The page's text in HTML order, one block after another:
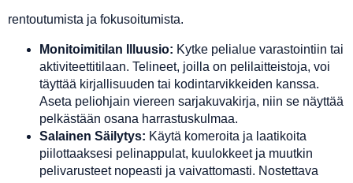
rentoutumista ja fokusoitumista.
Monitoimitilan Illuusio: Kytke pelialue varastointiin tai
aktiviteettitilaan. Telineet, joilla on pelilaitteistoja, voi
täyttää kirjallisuuden tai kodintarvikkeiden kanssa.
Aseta peliohjain viereen sarjakuvakirja, niin se näyttää
pelkästään osana harrastuskulmaa.
Salainen Säilytys: Käytä komeroita ja laatikoita
piilottaaksesi pelinappulat, kuulokkeet ja muutkin
pelivarusteet nopeasti ja vaivattomasti. Nostettava